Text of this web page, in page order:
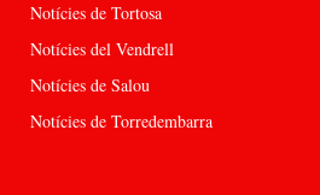
Notícies de Tortosa
Notícies del Vendrell
Notícies de Salou
Notícies de Torredembarra